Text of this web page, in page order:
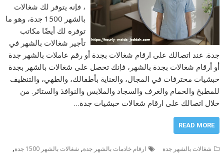
، فإنه يتوفر لك شغالات
بالشهر 1500 جدة، وهو ما
توفره لك أيضًا مكاتب
تأجير شغالات بالشهر في
جدة. عند اتصالك على ارقام شغالات بجدة أو رقم عاملات بالشهر جدة
أو أرقام شغالات بجدة بالشهر، فإنك تحصل على شغالات بالشهر بجدة
حبشيات محترفات في المجال، والعناية بأطفالك، والطهي، والتنظيف
للمطبخ والحمام والغرف والسجاد والملابس والنوافذ والستائر. من
خلال اتصالك على ارقام شغالات حبشيات جدة…
READ MORE
شغالات بالشهر جدة ارقام خادمات بالشهر جدة, شغالات بالشهر 1500 جدة ,